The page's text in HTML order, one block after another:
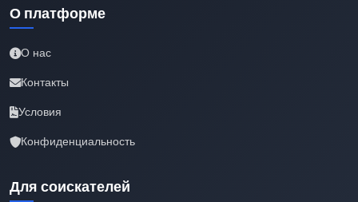
О платформе
О нас
Контакты
Условия
Конфиденциальность
Для соискателей